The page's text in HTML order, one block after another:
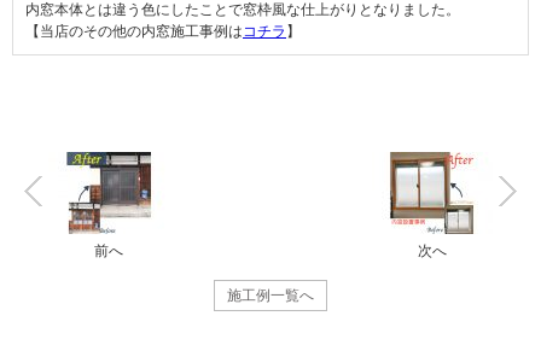
内窓本体とは違う色にしたことで窓枠風な仕上がりとなりました。
【当店のその他の内窓施工事例はコチラ 】
施工例一覧へ
前へ 次へ